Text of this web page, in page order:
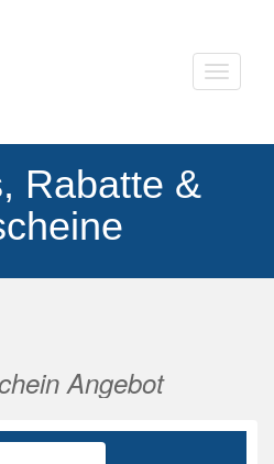
Rabatte &
Angebot